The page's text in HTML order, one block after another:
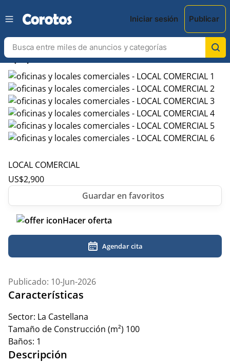
Iniciar sesión Publicar
chevron_leftchevron_right
LOCAL COMERCIAL
US$2,900
Hacer oferta
Agendar cita
Publicado: 10-Jun-2026
Características
Sector: La Castellana
Tamaño de Construcción (m²) 100
Baños: 1
Descripción